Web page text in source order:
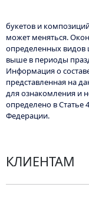
букетов и
может меняться.
определенных видов
выше в периоды
Информация о
представленная на
для ознакомления и
определено в Статье
Федерации.
КЛИЕНТАМ